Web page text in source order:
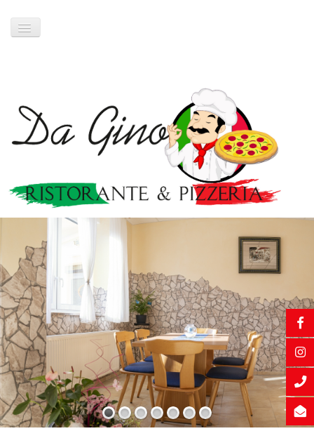
Abholkarte
Restaurant
Öffnungszeiten
Kontakt/Anfahrt